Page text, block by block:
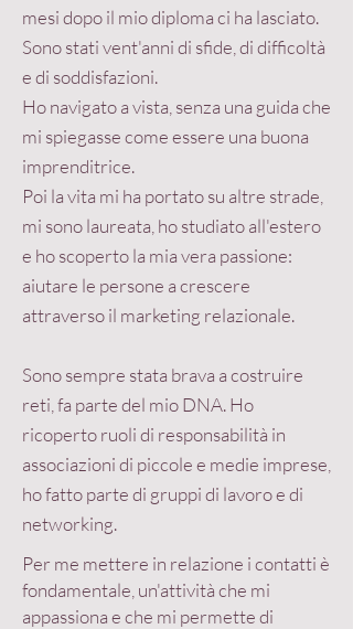
mesi dopo il mio diploma ci ha lasciato.
Sono stati vent'anni di sfide, di difficoltà
e di soddisfazioni.
Ho navigato a vista, senza una guida che
mi spiegasse come essere una buona
imprenditrice.
Poi la vita mi ha portato su altre strade,
mi sono laureata, ho studiato all'estero
e ho scoperto la mia vera passione:
aiutare le persone a crescere
attraverso il marketing relazionale.
Sono sempre stata brava a costruire
reti, fa parte del mio DNA.Ho
ricoperto ruoli di responsabilità in
associazioni di piccole e medie imprese,
ho fatto parte di gruppi di lavoro e di
networking.
Per me mettere in relazione i contatti è
fondamentale, un'attività che mi
appassiona e che mi permette di